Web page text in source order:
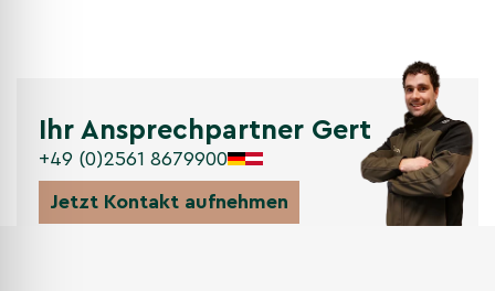
Ihr Ansprechpartner Gert
+49 (0)2561 8679900
Jetzt Kontakt aufnehmen